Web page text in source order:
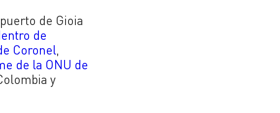
puerto de Gioia
de
Coronel,
de la ONU de
y